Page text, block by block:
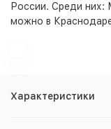
России. Среди них:
можно в
Характеристики